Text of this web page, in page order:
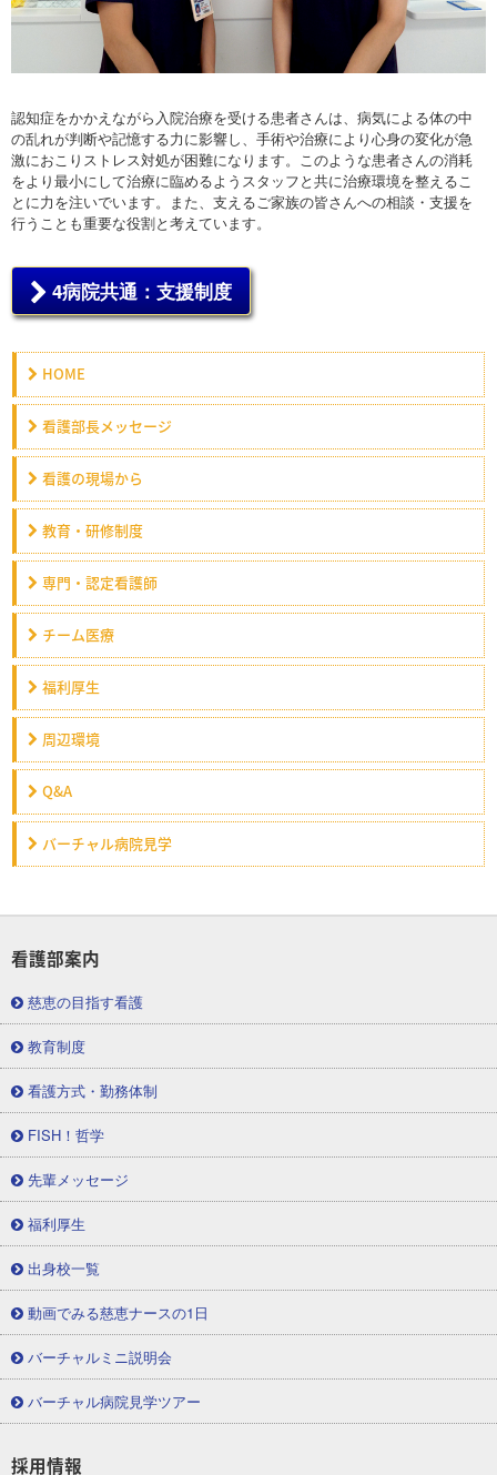
認知症をかかえながら入院治療を受ける患者さんは、病気による体の中
の乱れが判断や記憶する力に影響し、手術や治療により心身の変化が急
激におこりストレス対処が困難になります。このような患者さんの消耗
をより最小にして治療に臨めるようスタッフと共に治療環境を整えるこ
とに力を注いでいます。また、支えるご家族の皆さんへの相談・支援を
行うことも重要な役割と考えています。
4病院共通：支援制度
HOME
看護部長メッセージ
看護の現場から
教育・研修制度
専門・認定看護師
チーム医療
福利厚生
周辺環境
Q&A
バーチャル病院見学
看護部案内
慈恵の目指す看護
教育制度
看護方式・勤務体制
FISH！哲学
先輩メッセージ
福利厚生
出身校一覧
動画でみる慈恵ナースの1日
バーチャルミニ説明会
バーチャル病院見学ツアー
採用情報